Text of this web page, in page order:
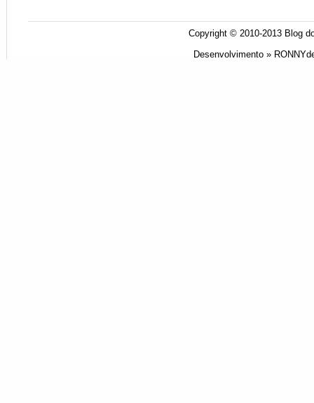
Copyright © 2010-2013 Blog
Desenvolvimento »